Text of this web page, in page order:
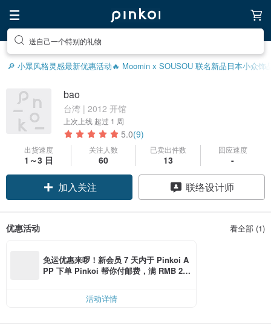
送自己一个特别的礼物
🔎 小眾风格灵感最新优惠活动🔥 Moomin x SOUSOU 联名新品日本小众饰
bao
台湾 | 2012 开馆
上次上线 超过 1 周
5.0(9)
出货速度
1～3 日
关注人数
60
已卖出件数
13
回应速度
-
加入关注 联络设计师
优惠活动 看全部 (1)
免运优惠来啰！新会员 7 天内于 Pinkoi A
PP 下单 Pinkoi 帮你付邮费，满 RMB 25
活动详情